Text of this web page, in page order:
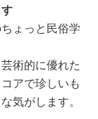
ょっと民俗学
術的に優れた
アで珍しいも
気がします。